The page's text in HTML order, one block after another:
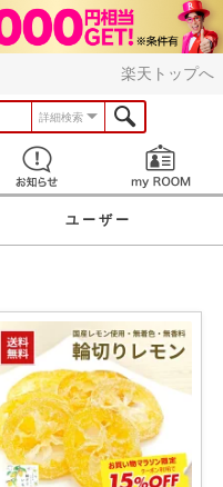
楽天トップへ
詳細検索
ける お知らせ
ユーザー